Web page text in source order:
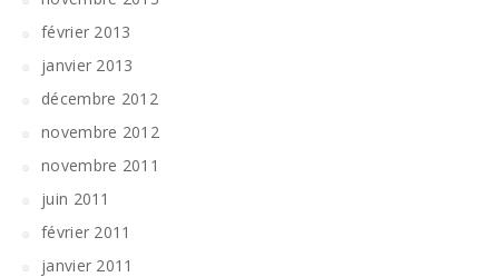
février 2013
janvier 2013
décembre 2012
novembre 2012
novembre 2011
juin 2011
février 2011
janvier 2011